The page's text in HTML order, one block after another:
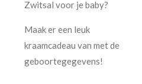
Zwitsal voor je baby?
Maak er een leuk
kraamcadeau van met de
geboortegegevens!